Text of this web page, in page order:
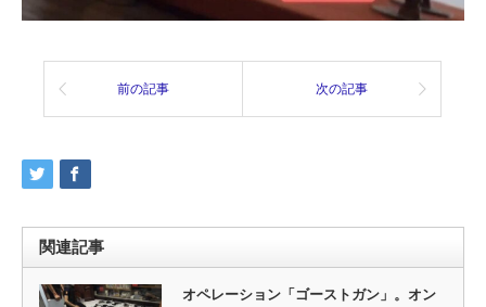
前の記事 次の記事
関連記事
オペレーション「ゴーストガン」。オン